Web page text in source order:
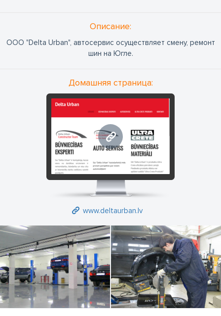
Oписание:
ООО "Delta Urban", автосервис осуществляет смену, ремонт
шин на Югле.
Домашняя страница:
www.deltaurban.lv
www.deltaurban.lv